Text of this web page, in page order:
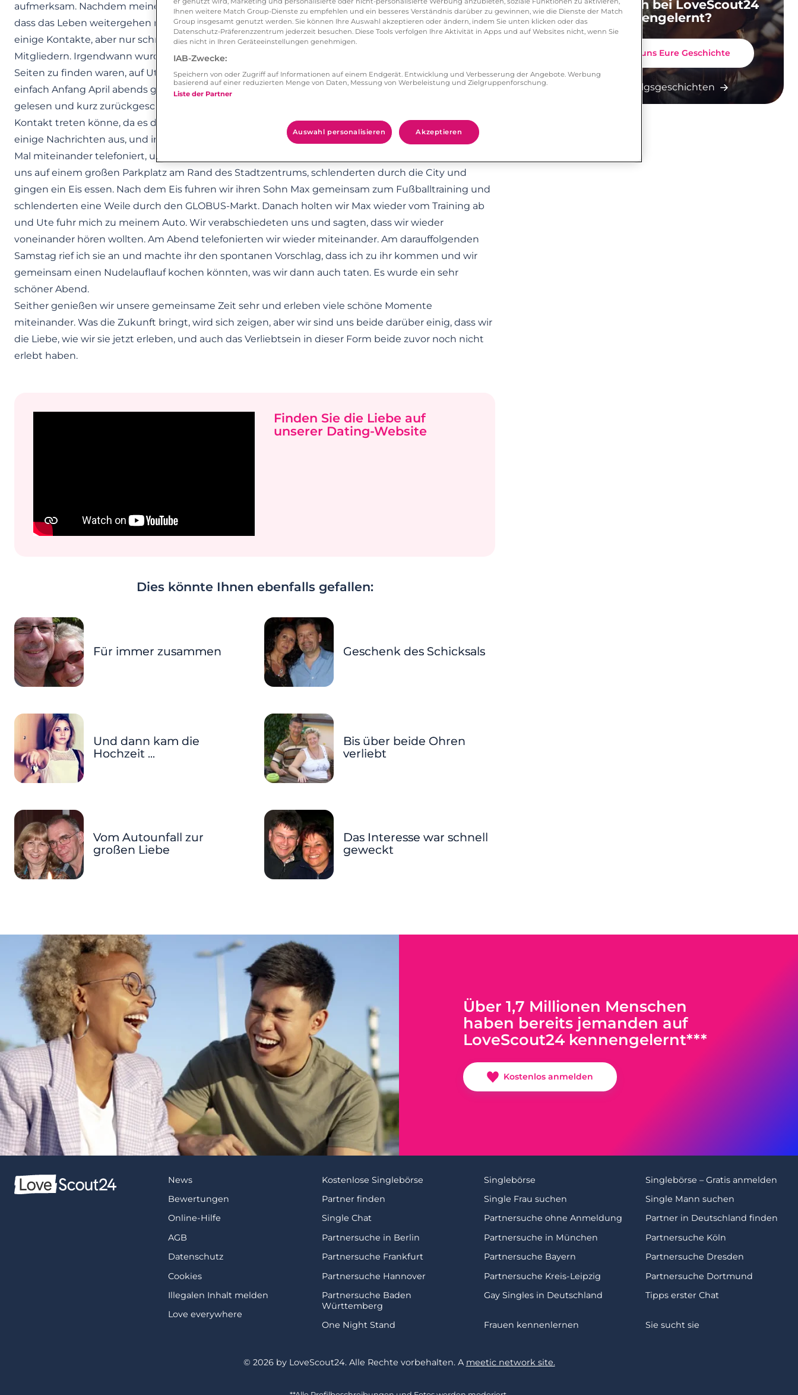
aufmerksam. Nachdem meine Ehe Ende Dezember 2010 in die Brüche ging, habe ich mir gedacht,
dass das Leben weitergehen muss und mich bei LoveScout24 angemeldet. In dieser Zeit hatte ich
einige Kontakte, aber nur schriftlich oder telefonisch, getroffen habe ich mich nie mit anderen
Mitgliedern. Irgendwann wurde ich beim Durchsuchen der Singles, die auf den 125 vorgeschlagenen
Seiten zu finden waren, auf Ute aufmerksam. Utes Profil hat mich angesprochen, und da habe ich ihr
einfach Anfang April abends gegen 23 Uhr eine Nachricht zukommen lassen. Ute hat die Nachricht
gelesen und kurz zurückgeschrieben, ob man eventuell auch am nächsten Tag miteinander in
Kontakt treten könne, da es doch schon relativ spät sei. Das taten wir dann auch. Erst tauschten wir
einige Nachrichten aus, und irgendwann unsere Handy-Nummern. Im Mai haben wir dann das erste
Mal miteinander telefoniert, und unser erstes Treffen fand kurz darauf in Neustadt statt. Wir trafen
uns auf einem großen Parkplatz am Rand des Stadtzentrums, schlenderten durch die City und
gingen ein Eis essen. Nach dem Eis fuhren wir ihren Sohn Max gemeinsam zum Fußballtraining und
schlenderten eine Weile durch den GLOBUS-Markt. Danach holten wir Max wieder vom Training ab
und Ute fuhr mich zu meinem Auto. Wir verabschiedeten uns und sagten, dass wir wieder
voneinander hören wollten. Am Abend telefonierten wir wieder miteinander. Am darauffolgenden
Samstag rief ich sie an und machte ihr den spontanen Vorschlag, dass ich zu ihr kommen und wir
gemeinsam einen Nudelauflauf kochen könnten, was wir dann auch taten. Es wurde ein sehr
schöner Abend.
Seither genießen wir unsere gemeinsame Zeit sehr und erleben viele schöne Momente
miteinander. Was die Zukunft bringt, wird sich zeigen, aber wir sind uns beide darüber einig, dass wir
die Liebe, wie wir sie jetzt erleben, und auch das Verliebtsein in dieser Form beide zuvor noch nicht
erlebt haben.
Finden Sie die Liebe auf
unserer Dating-Website
Dies könnte Ihnen ebenfalls gefallen:
Für immer zusammen Geschenk des Schicksals
Und dann kam die
Hochzeit ...
Bis über beide Ohren
verliebt
Vom Autounfall zur
großen Liebe
Das Interesse war schnell
geweckt
Ihr habt Euch bei LoveScout24
kennengelernt?
Erzählt uns Eure Geschichte
Mehr Erfolgsgeschichten
Über 1,7 Millionen Menschen
haben bereits jemanden auf
LoveScout24 kennengelernt***
Kostenlos anmelden
News
Bewertungen
Online-Hilfe
AGB
Datenschutz
Cookies
Illegalen Inhalt melden
Love everywhere
Kostenlose Singlebörse Singlebörse
Singlebörse – Gratis anmelden
Partner finden
Single Frau suchen
Single Mann suchen
Single Chat
Partnersuche ohne Anmeldung
Partner in Deutschland finden
Partnersuche in Berlin
Partnersuche in München
Partnersuche Köln
Partnersuche Frankfurt
Partnersuche Bayern
Partnersuche Dresden
Partnersuche Hannover
Partnersuche Kreis-Leipzig
Partnersuche Dortmund
Partnersuche Baden
Württemberg
Gay Singles in Deutschland Tipps erster Chat
One Night Stand Frauen kennenlernen Sie sucht sie
© 2026 by LoveScout24. Alle Rechte vorbehalten.A meetic network site.
Ihnen weitere Match Group-Dienste zu empfehlen und ein besseres Verständnis darüber zu gewinnen, wie die Dienste der Match
Group insgesamt genutzt werden. Sie können Ihre Auswahl akzeptieren oder ändern, indem Sie unten klicken oder das
Datenschutz-Präferenzzentrum jederzeit besuchen. Diese Tools verfolgen Ihre Aktivität in Apps und auf Websites nicht, wenn Sie
dies nicht in Ihren Geräteeinstellungen genehmigen.
IAB-Zwecke:
Speichern von oder Zugriff auf Informationen auf einem Endgerät. Entwicklung und Verbesserung der Angebote. Werbung
basierend auf einer reduzierten Menge von Daten, Messung von Werbeleistung und Zielgruppenforschung.
Liste der Partner
Auswahl personalisieren Akzeptieren